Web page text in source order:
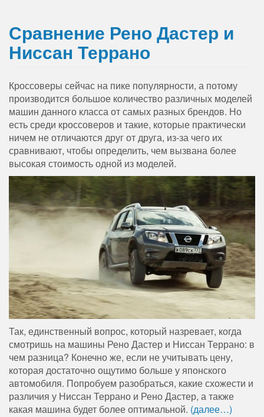
Сравнение Рено Дастер и
Ниссан Террано
Кроссоверы сейчас на пике популярности, а потому
производится большое количество различных моделей
машин данного класса от самых разных брендов. Но
есть среди кроссоверов и такие, которые практически
ничем не отличаются друг от друга, из-за чего их
сравнивают, чтобы определить, чем вызвана более
высокая стоимость одной из моделей.
Так, единственный вопрос, который назревает, когда
смотришь на машины Рено Дастер и Ниссан Террано: в
чем разница? Конечно же, если не учитывать цену,
которая достаточно ощутимо больше у японского
автомобиля. Попробуем разобраться, какие схожести и
различия у Ниссан Террано и Рено Дастер, а также
какая машина будет более оптимальной. (далее…)